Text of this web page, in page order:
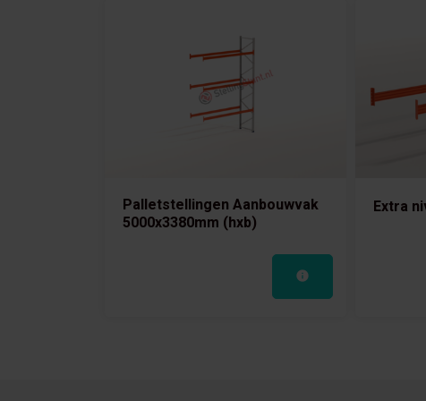
Palletstellingen Aanbouwvak
5000x3380mm (hxb)
Extra